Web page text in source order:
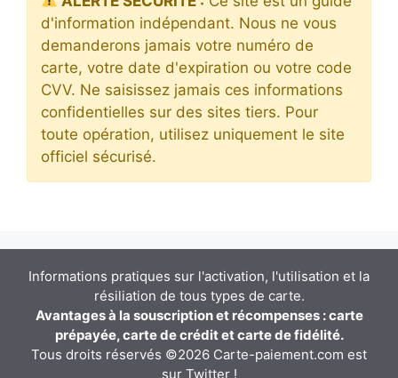
d'information indépendant. Nous ne vous
demanderons jamais votre numéro de
carte, votre date d'expiration ou votre code
CVV. Ne saisissez jamais ces informations
confidentielles sur des sites tiers. Pour
toute opération, utilisez uniquement le site
officiel sécurisé.
Informations pratiques sur l'activation, l'utilisation et la
résiliation de tous types de carte.
Avantages à la souscription et récompenses : carte
prépayée, carte de crédit et carte de fidélité.
Tous droits réservés ©2026 Carte-paiement.com est
sur Twitter!